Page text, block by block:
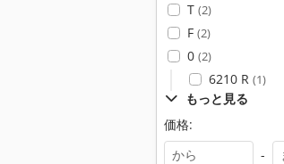
T (2)
F (2)
0 (2)
6210 R (1)
もっと見る
価格:
-